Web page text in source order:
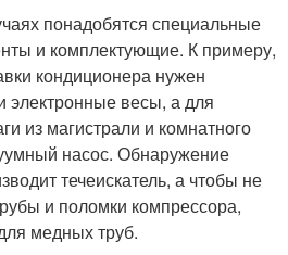
понадобятся специальные
и комплектующие. К примеру,
кондиционера нужен
электронные весы, а для
из магистрали и комнатного
насос. Обнаружение
течеискатель, а чтобы не
и поломки компрессора,
медных труб.